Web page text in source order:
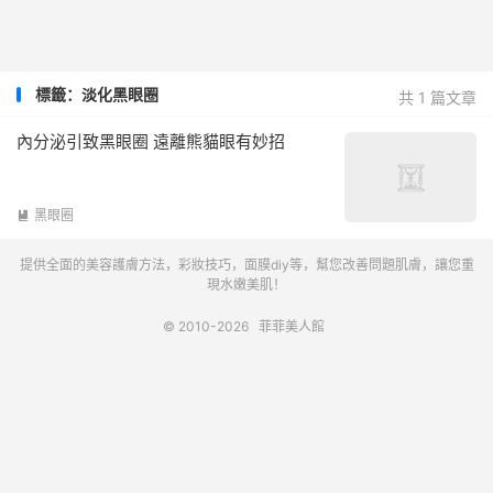
共 1 篇文章
標籤：淡化黑眼圈
內分泌引致黑眼圈 遠離熊貓眼有妙招
 黑眼圈
提供全面的美容護膚方法，彩妝技巧，面膜diy等，幫您改善問題肌膚，讓您重
現水嫩美肌！
© 2010-2026 菲菲美人館